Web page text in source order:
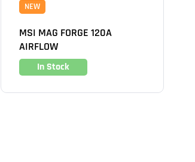
NEW
MSI MAG FORGE 120A
AIRFLOW
In Stock